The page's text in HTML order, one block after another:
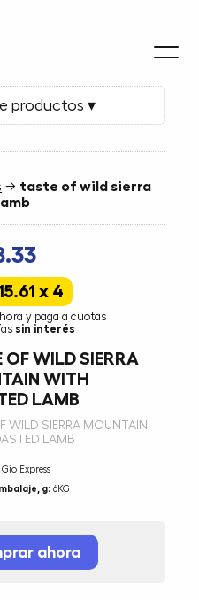
productos ▾
→ taste of wild sierra
x 4
y paga a cuotas
sin interés
OF WILD SIERRA
WITH
LAMB
WILD SIERRA MOUNTAIN
LAMB
Gio Express
g: 6KG
ahora